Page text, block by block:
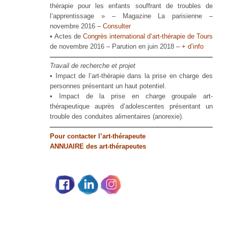
thérapie pour les enfants souffrant de troubles de
l’apprentissage » – Magazine La parisienne –
novembre 2016 – Consulter
• Actes de Congrès international d’art-thérapie de Tours
de novembre 2016 – Parution en juin 2018 – + d’info
Travail de recherche et projet
• Impact de l’art-thérapie dans la prise en charge des
personnes présentant un haut potentiel.
• Impact de la prise en charge groupale art-
thérapeutique auprès d’adolescentes présentant un
trouble des conduites alimentaires (anorexie).
Pour contacter l’art-thérapeute
ANNUAIRE des art-thérapeutes